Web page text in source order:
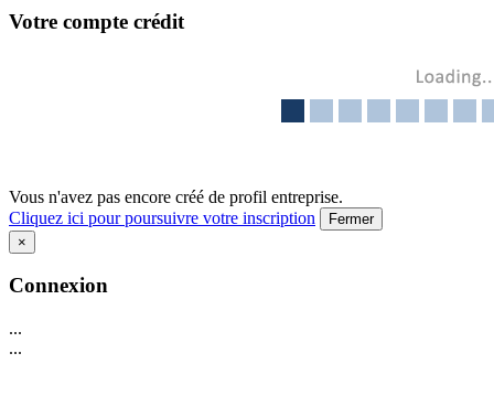
Votre compte crédit
Vous n'avez pas encore créé de profil entreprise.
Cliquez ici pour poursuivre votre inscription
Fermer
×
Connexion
...
...